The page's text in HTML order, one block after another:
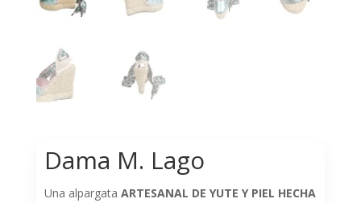
Dama M. Lago
Una alpargata ARTESANAL DE YUTE Y PIEL HECHA